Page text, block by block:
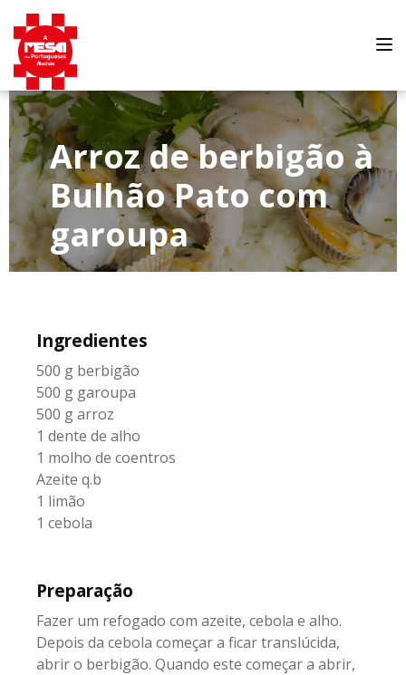
Arroz de berbigão à
Bulhão Pato com
garoupa
Ingredientes
500 g berbigão
500 g garoupa
500 g arroz
1 dente de alho
1 molho de coentros
Azeite q.b
1 limão
1 cebola
Preparação
Fazer um refogado com azeite, cebola e alho.
Depois da cebola começar a ficar translúcida,
abrir o berbigão. Quando este começar a abrir,